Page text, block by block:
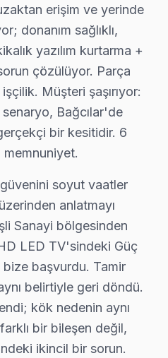
üç sütuna dayanıyor:
kronolojisi, bu marka
Hitachi VA Panel LED
bu cihaz IPS ve OLED/
kayıtları, son çeyrekte
Bağcılar Meydanı
tablo belirgin biçimde
müdahale: Güneşli
sorunu: Mahmutbey
soyut vaatler yerine
aylık 53 başvurunun
ilişkisi, bu tür dürüst
Bağcılar'nin servis
ağırlıklı konut
Bağcılar'nin
erişim ve yerinde
donanım sağlıklı,
yazılım kurtarma +
çözülüyor. Parça
Müşteri şaşırıyor:
Bağcılar'de
bir kesitidir. 6
memnuniyet.
soyut vaatler
anlatmayı
Sanayi bölgesinden
LED TV'sindeki Güç
bize başvurdu. Tamir
belirtiyle geri döndü.
kök nedenin aynı
bir bileşen değil,
ikincil bir sorun.